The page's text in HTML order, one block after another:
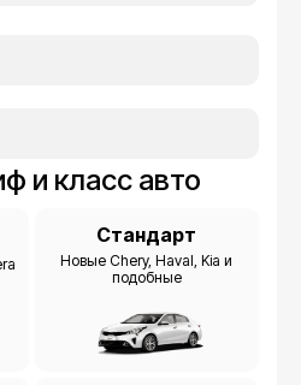
и класс авто
Стандарт
Новые Chery, Haval, Kia и
подобные